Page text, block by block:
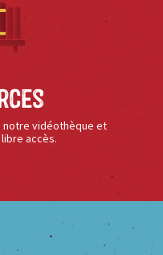
vidéothèque et
accès.